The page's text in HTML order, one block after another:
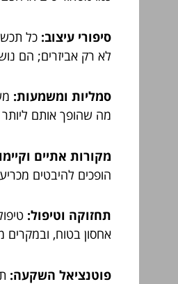
סיפורי עיצוב: כל
לא רק אביזרים; הם
סמליות ומשמעות:
מה שהופך אותם
מקורות אתיים
הופכים להיבטים
תחזוקה וטיפול:
אחסון בטוח, ובמקרים
פוטנציאל השקעה: